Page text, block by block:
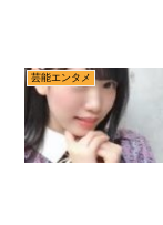
芸能エンタメ